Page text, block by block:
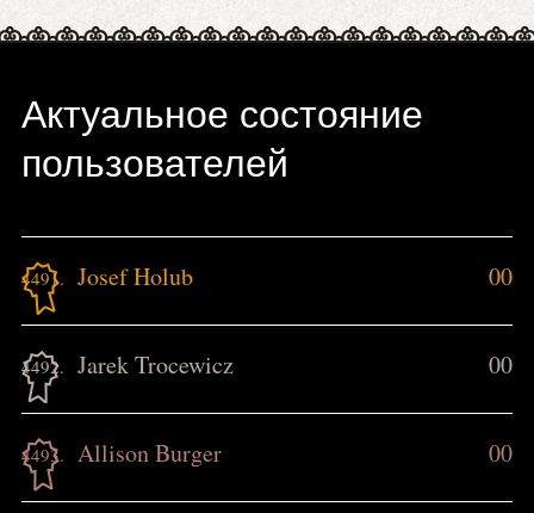
Актуальное состояние
пользователей
4491. Josef Holub 00
4492. Jarek Trocewicz 00
4493. Allison Burger 00